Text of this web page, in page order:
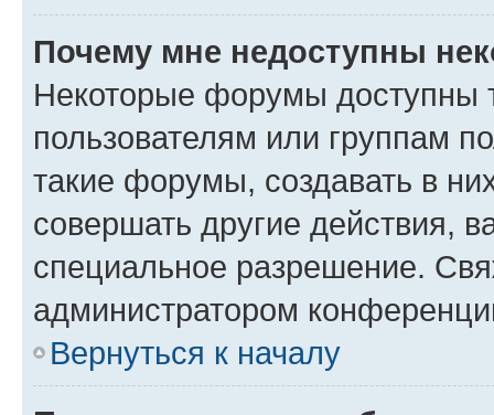
Почему мне недоступны
Некоторые форумы доступны
пользователям или группам
такие форумы, создавать в
совершать другие действия,
специальное разрешение.
администратором
Вернуться к началу